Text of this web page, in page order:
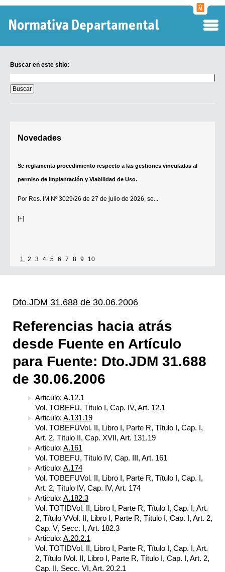
Buscar en este sitio:
en
este
sitio:
Novedades
Se reglamenta procedimiento respecto a las gestiones vinculadas al
permiso de Implantación y Viabilidad de Uso.
Por Res. IM Nº 3029/26 de 27 de julio de 2026, se...
[+]
1 2 3 4 5 6 7 8 9 10
Dto.JDM 31.688 de 30.06.2006
Referencias hacia atrás
desde Fuente en Artículo
para Fuente: Dto.JDM 31.688
de 30.06.2006
Articulo: A.12.1
Vol. TOBEFU, Título I, Cap. IV, Art. 12.1
Articulo: A.131.19
Vol. TOBEFUVol. II, Libro I, Parte R, Título I, Cap. I,
Art. 2, Título II, Cap. XVII, Art. 131.19
Articulo: A.161
Vol. TOBEFU, Título IV, Cap. III, Art. 161
Articulo: A.174
Vol. TOBEFUVol. II, Libro I, Parte R, Título I, Cap. I,
Art. 2, Título IV, Cap. IV, Art. 174
Articulo: A.182.3
Vol. TOTIDVol. II, Libro I, Parte R, Título I, Cap. I, Art.
2, Título VVol. II, Libro I, Parte R, Título I, Cap. I, Art. 2,
Cap. V, Secc. I, Art. 182.3
Articulo: A.20.2.1
Vol. TOTIDVol. II, Libro I, Parte R, Título I, Cap. I, Art.
2, Título IVol. II, Libro I, Parte R, Título I, Cap. I, Art. 2,
Cap. II, Secc. VI, Art. 20.2.1